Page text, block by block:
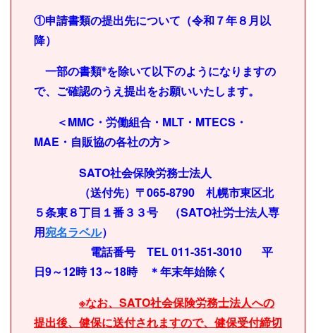
①申請書類の提出先について（令和７年８月以
降）
一部の書類※を除いて以下のようになりますの
で、ご確認のうえ提出をお願いいたします。
＜MMC・労働組合・MLT・MTECS・
MAE・自販協の各社の方＞
SATO社会保険労務士法人
（送付先）〒065-8790 札幌市東区北
５条東８丁目１番３３号 （SATO社労士法人専
用宛名ラベル）
電話番号 TEL 011-351-3010 平
日9～12時 13～18時 ＊年末年始除く
※なお、SATO社会保険労務士法人への
提出後、健保に送付されますので、健保受付締切